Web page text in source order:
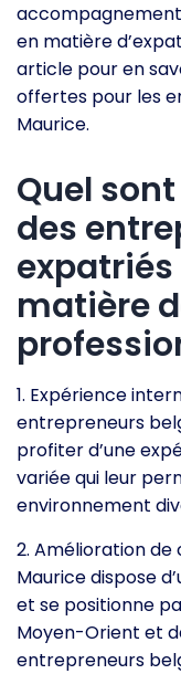
en matière
article pour en
offertes pour les
Maurice.
Quel
des
matière
1. Expérience
entrepreneurs
profiter d’une
variée qui leur
environnement
2. Amélioration
Maurice dispose
et se positionne
Moyen-Orient et
entrepreneurs